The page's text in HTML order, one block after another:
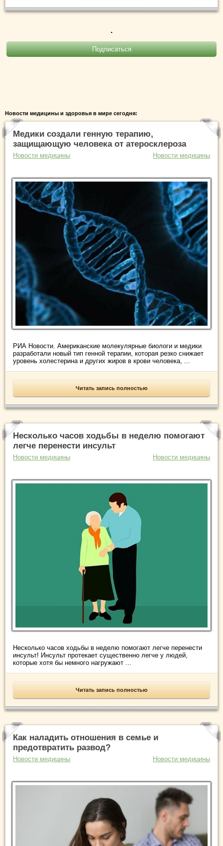
.
Новости медицины и здоровья в мире сегодня:
Медики создали генную терапию,
защищающую человека от атеросклероза
Новости медицины Новости медицины
РИА Новости. Американские молекулярные биологи и медики
разработали новый тип генной терапии, которая резко снижает
уровень холестерина и других жиров в крови человека, ...
Читать запись полностью
Несколько часов ходьбы в неделю помогают
легче перенести инсульт
Новости медицины Новости медицины
Несколько часов ходьбы в неделю помогают легче перенести
инсульт! Инсульт протекает существенно легче у людей,
которые хотя бы немного нагружают ...
Читать запись полностью
Как наладить отношения в семье и
предотвратить развод?
Новости медицины Новости медицины